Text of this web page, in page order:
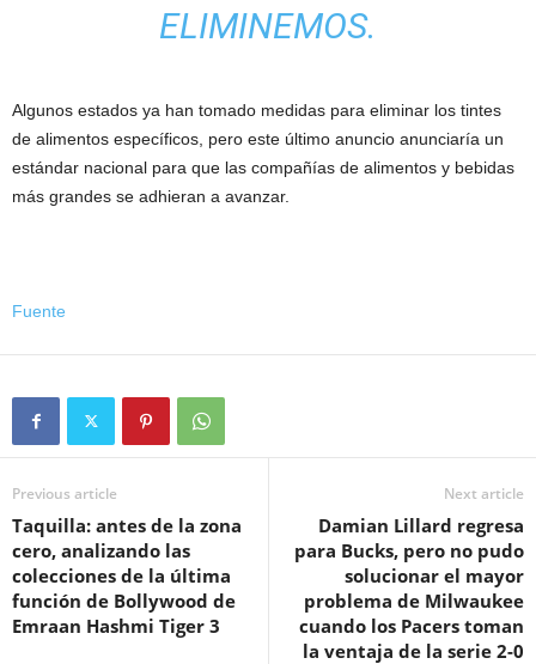
ELIMINEMOS.
Algunos estados ya han tomado medidas para eliminar los tintes
de alimentos específicos, pero este último anuncio anunciaría un
estándar nacional para que las compañías de alimentos y bebidas
más grandes se adhieran a avanzar.
Fuente
Previous article
Taquilla: antes de la zona
cero, analizando las
colecciones de la última
función de Bollywood de
Emraan Hashmi Tiger 3
Next article
Damian Lillard regresa
para Bucks, pero no pudo
solucionar el mayor
problema de Milwaukee
cuando los Pacers toman
la ventaja de la serie 2-0